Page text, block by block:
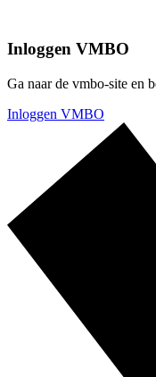
Inloggen VMBO
Ga naar de vmbo-site en
Inloggen VMBO